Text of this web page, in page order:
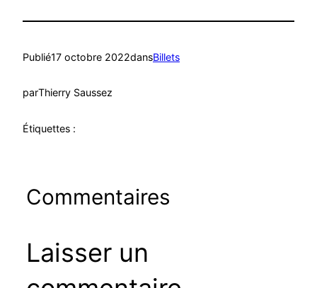
Publié17 octobre 2022dansBillets
parThierry Saussez
Étiquettes :
Commentaires
Laisser un